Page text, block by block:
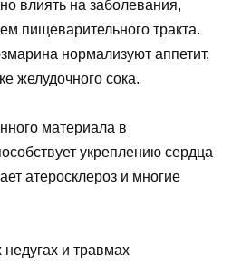
влиять на заболевания,
пищеварительного тракта.
нормализуют аппетит,
желудочного сока.
материала в
укреплению сердца
атеросклероз и многие
и травмах